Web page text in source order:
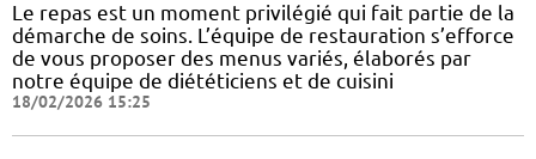
Le repas est un moment privilégié qui fait partie de la
démarche de soins. L’équipe de restauration s’efforce
de vous proposer des menus variés, élaborés par
notre équipe de diététiciens et de cuisini
18/02/2026 15:25